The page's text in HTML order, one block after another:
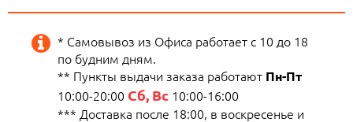
* Самовывоз из Офиса работает с 10 до 18
по будним дням.
** Пункты выдачи заказа работают Пн-Пт
10:00-20:00 Сб, Вс 10:00-16:00
*** Доставка после 18:00, в воскресенье и